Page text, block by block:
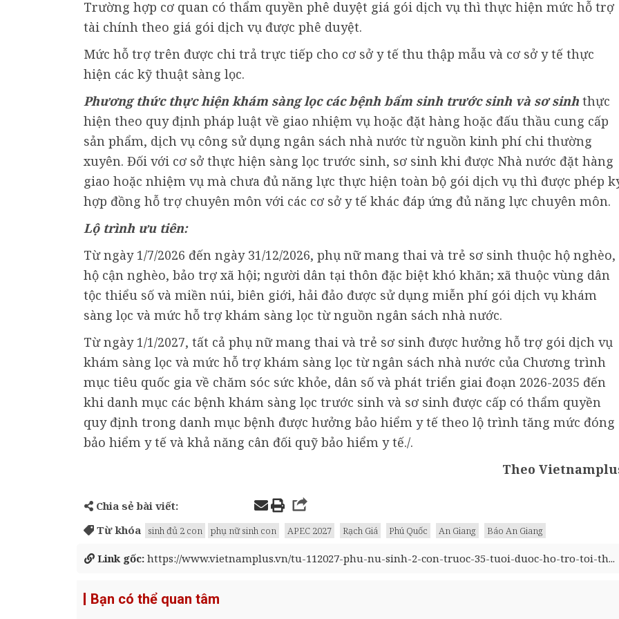
Trường hợp cơ quan có thẩm quyền phê duyệt giá gói dịch vụ thì thực hiện mức hỗ trợ
tài chính theo giá gói dịch vụ được phê duyệt.
Mức hỗ trợ trên được chi trả trực tiếp cho cơ sở y tế thu thập mẫu và cơ sở y tế thực
hiện các kỹ thuật sàng lọc.
Phương thức thực hiện khám sàng lọc các bệnh bẩm sinh trước sinh và sơ sinh thực
hiện theo quy định pháp luật về giao nhiệm vụ hoặc đặt hàng hoặc đấu thầu cung cấp
sản phẩm, dịch vụ công sử dụng ngân sách nhà nước từ nguồn kinh phí chi thường
xuyên. Đối với cơ sở thực hiện sàng lọc trước sinh, sơ sinh khi được Nhà nước đặt hàng
giao hoặc nhiệm vụ mà chưa đủ năng lực thực hiện toàn bộ gói dịch vụ thì được phép
hợp đồng hỗ trợ chuyên môn với các cơ sở y tế khác đáp ứng đủ năng lực chuyên môn.
Lộ trình ưu tiên:
Từ ngày 1/7/2026 đến ngày 31/12/2026, phụ nữ mang thai và trẻ sơ sinh thuộc hộ nghèo,
hộ cận nghèo, bảo trợ xã hội; người dân tại thôn đặc biệt khó khăn; xã thuộc vùng dân
tộc thiểu số và miền núi, biên giới, hải đảo được sử dụng miễn phí gói dịch vụ khám
sàng lọc và mức hỗ trợ khám sàng lọc từ nguồn ngân sách nhà nước.
Từ ngày 1/1/2027, tất cả phụ nữ mang thai và trẻ sơ sinh được hưởng hỗ trợ gói dịch vụ
khám sàng lọc và mức hỗ trợ khám sàng lọc từ ngân sách nhà nước của Chương trình
mục tiêu quốc gia về chăm sóc sức khỏe, dân số và phát triển giai đoạn 2026-2035 đến
khi danh mục các bệnh khám sàng lọc trước sinh và sơ sinh được cấp có thẩm quyền
quy định trong danh mục bệnh được hưởng bảo hiểm y tế theo lộ trình tăng mức đóng
bảo hiểm y tế và khả năng cân đối quỹ bảo hiểm y tế./.
Theo
Chia sẻ bài viết:
Từ khóa
sinh đủ 2 con phụ nữ sinh con APEC 2027 Rạch Giá Phú Quốc An Giang Báo An Giang
Link gốc: https://www.vietnamplus.vn/tu-112027-phu-nu-sinh-2-con-truoc-35-tuoi-duoc-ho-tro-toi-th...
Bạn có thể quan tâm